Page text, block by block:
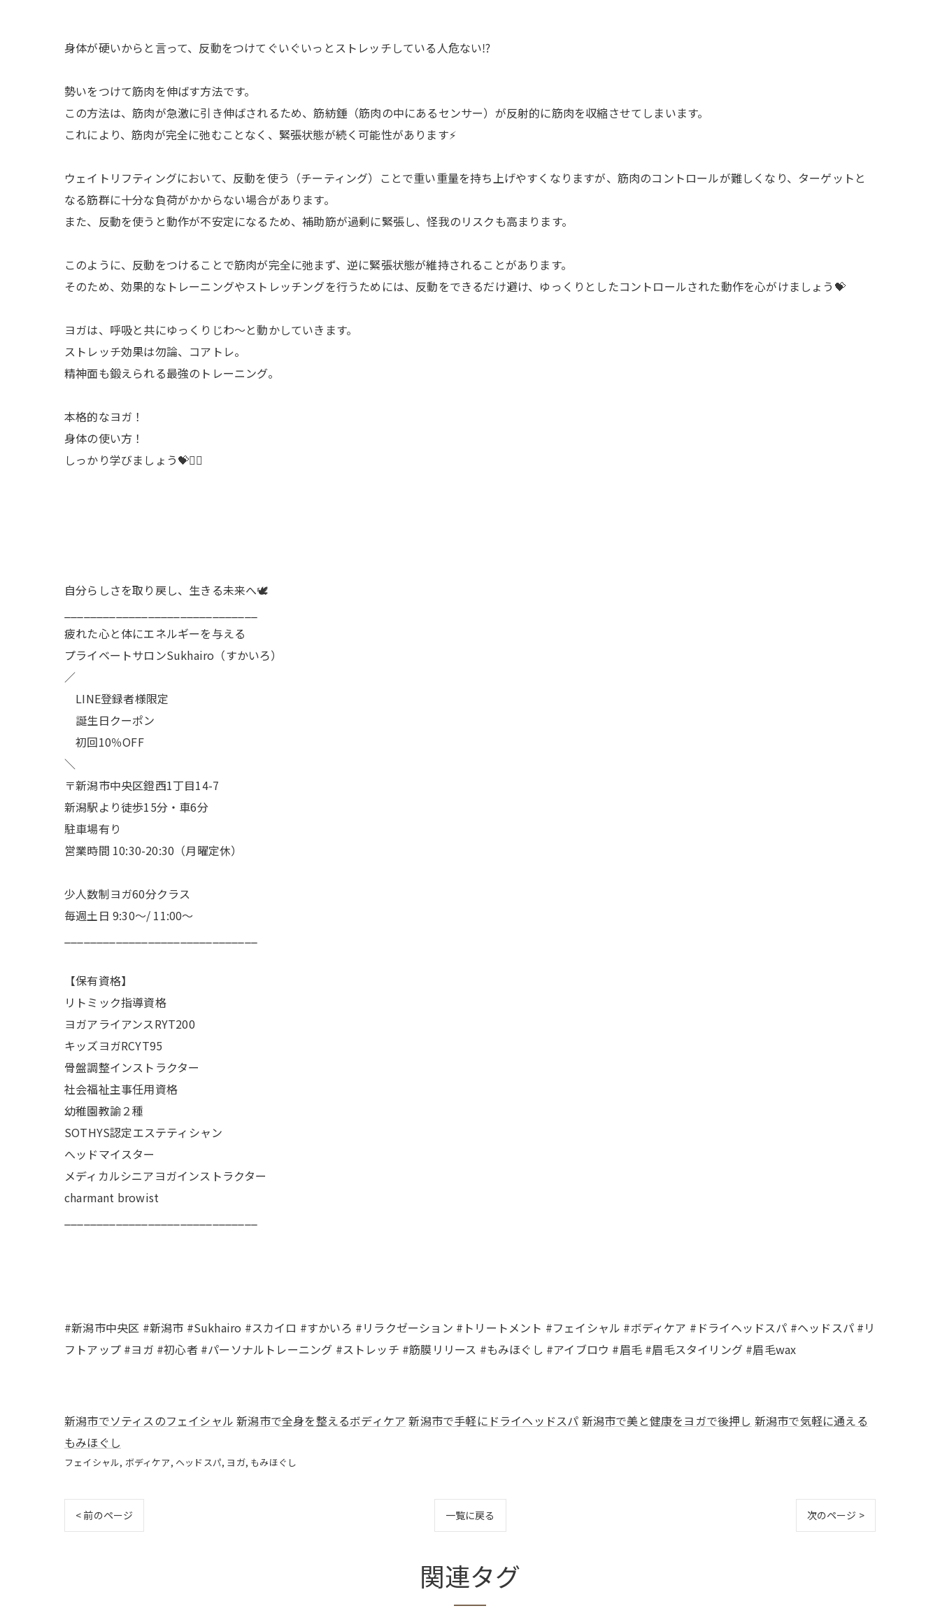
身体が硬いからと言って、反動をつけてぐいぐいっとストレッチしている人危ない⁉️
勢いをつけて筋肉を伸ばす方法です。
この方法は、筋肉が急激に引き伸ばされるため、筋紡錘（筋肉の中にあるセンサー）が反射的に筋肉を収縮させてしまいます。
これにより、筋肉が完全に弛むことなく、緊張状態が続く可能性があります⚡️
ウェイトリフティングにおいて、反動を使う（チーティング）ことで重い重量を持ち上げやすくなりますが、筋肉のコントロールが難しくなり、ターゲットと
なる筋群に十分な負荷がかからない場合があります。
また、反動を使うと動作が不安定になるため、補助筋が過剰に緊張し、怪我のリスクも高まります。
このように、反動をつけることで筋肉が完全に弛まず、逆に緊張状態が維持されることがあります。
そのため、効果的なトレーニングやストレッチングを行うためには、反動をできるだけ避け、ゆっくりとしたコントロールされた動作を心がけましょう💝
ヨガは、呼吸と共にゆっくりじわ〜と動かしていきます。
ストレッチ効果は勿論、コアトレ。
精神面も鍛えられる最強のトレーニング。
本格的なヨガ！
身体の使い方！
しっかり学びましょう💝🧘‍♀️
自分らしさを取り戻し、生きる未来へ🕊️
疲れた心と体にエネルギーを与える
プライベートサロンSukhairo（すかいろ）
／
LINE登録者様限定
誕生日クーポン
初回10％OFF
＼
〒新潟市中央区鐙西1丁目14-7
新潟駅より徒歩15分・車6分
駐車場有り
営業時間 10:30-20:30（月曜定休）
少人数制ヨガ60分クラス
毎週土日 9:30〜/ 11:00〜
【保有資格】
リトミック指導資格
ヨガアライアンスRYT200
キッズヨガRCYT95
骨盤調整インストラクター
社会福祉主事任用資格
幼稚園教諭２種
SOTHYS認定エステティシャン
へッドマイスター
メディカルシニアヨガインストラクター
charmant browist
#新潟市中央区 #新潟市 #Sukhairo #スカイロ #すかいろ #リラクゼーション #トリートメント #フェイシャル #ボディケア #ドライヘッドスパ #ヘッドスパ #リ
フトアップ #ヨガ #初心者 #パーソナルトレーニング #ストレッチ #筋膜リリース #もみほぐし #アイブロウ #眉毛 #眉毛スタイリング #眉毛wax
新潟市でソティスのフェイシャル 新潟市で全身を整えるボディケア 新潟市で手軽にドライヘッドスパ 新潟市で美と健康をヨガで後押し 新潟市で気軽に通える
もみほぐし
フェイシャル ボディケア ヘッドスパ ヨガ もみほぐし
< 前のページ 一覧に戻る 次のページ >
関連タグ